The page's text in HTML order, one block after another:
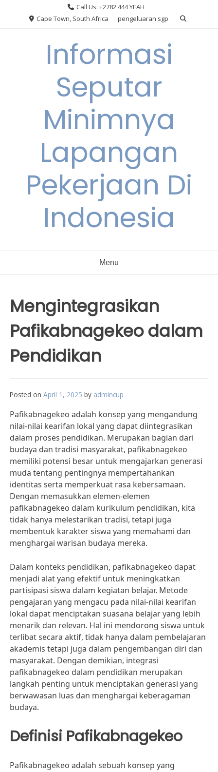
Call Us: +2782 444 YEAH
Cape Town, South Africa
pengeluaran sgp
Informasi
Seputar
Minimnya
Lapangan
Pekerjaan Di
Indonesia
Menu
Mengintegrasikan
Pafikabnagekeo dalam
Pendidikan
Posted on April 1, 2025 by admincup
Pafikabnagekeo adalah konsep yang mengandung
nilai-nilai kearifan lokal yang dapat diintegrasikan
dalam proses pendidikan. Merupakan bagian dari
budaya dan tradisi masyarakat, pafikabnagekeo
memiliki potensi besar untuk mengajarkan generasi
muda tentang pentingnya mempertahankan
identitas serta memperkuat rasa kebersamaan.
Dengan memasukkan elemen-elemen
pafikabnagekeo dalam kurikulum pendidikan, kita
tidak hanya melestarikan tradisi, tetapi juga
membentuk karakter siswa yang memahami dan
menghargai warisan budaya mereka.
Dalam konteks pendidikan, pafikabnagekeo dapat
menjadi alat yang efektif untuk meningkatkan
partisipasi siswa dalam kegiatan belajar. Metode
pengajaran yang mengacu pada nilai-nilai kearifan
lokal dapat menciptakan suasana belajar yang lebih
menarik dan relevan. Hal ini mendorong siswa untuk
terlibat secara aktif, tidak hanya dalam pembelajaran
akademis tetapi juga dalam pengembangan diri dan
masyarakat. Dengan demikian, integrasi
pafikabnagekeo dalam pendidikan merupakan
langkah penting untuk menciptakan generasi yang
berwawasan luas dan menghargai keberagaman
budaya.
Definisi Pafikabnagekeo
Pafikabnagekeo adalah sebuah konsep yang